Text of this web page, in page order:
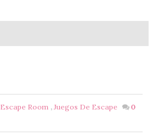
Escape Room , Juegos De Escape
0